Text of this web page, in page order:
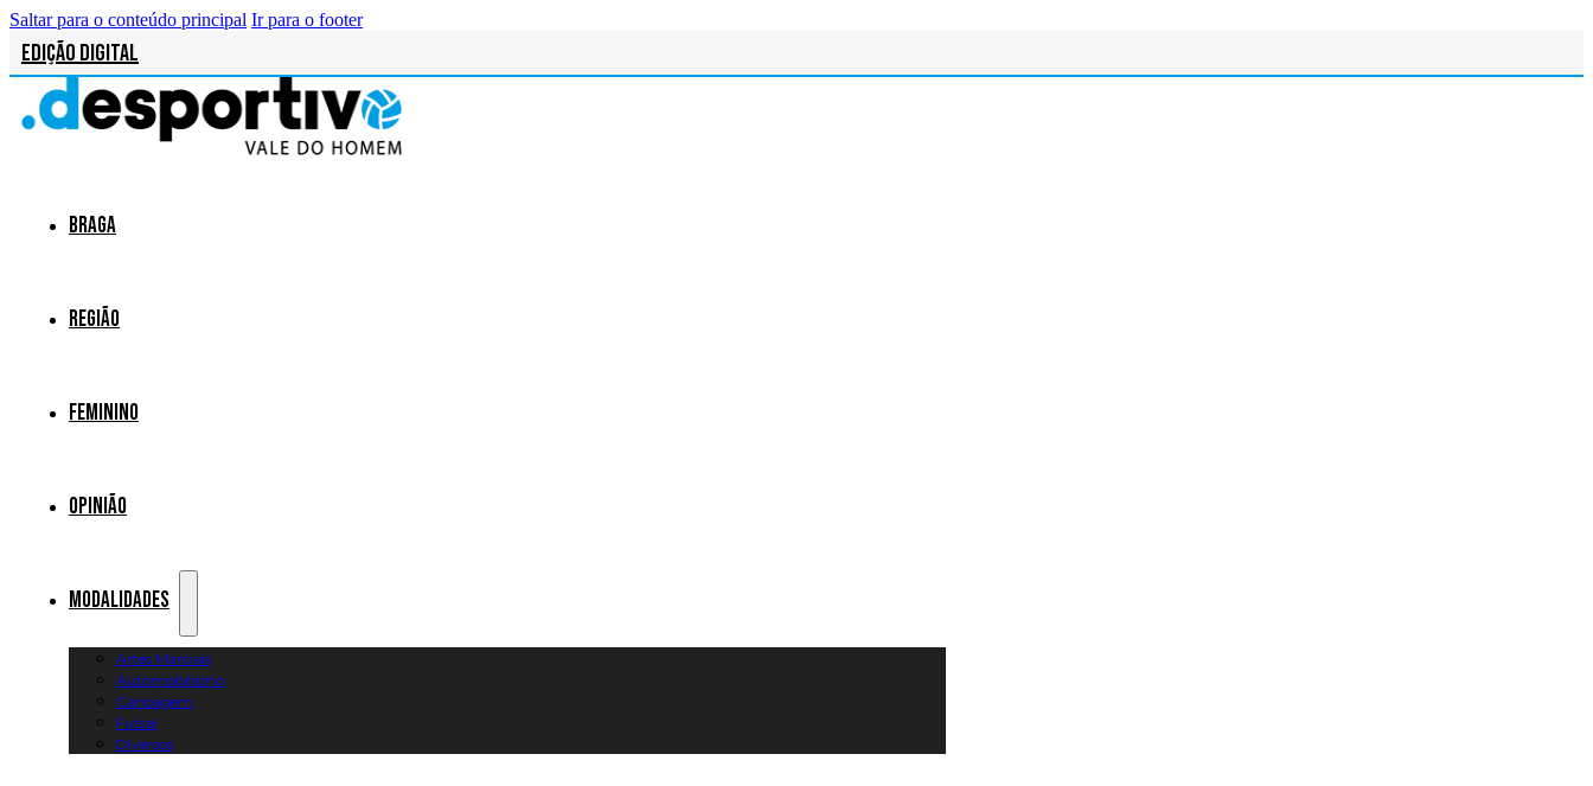
Saltar para o conteúdo principal Ir para o footer
Edição Digital
Braga
Região
Feminino
Opinião
Modalidades
Artes Marciais
Automobilismo
Canoagem
Futsal
Diversos